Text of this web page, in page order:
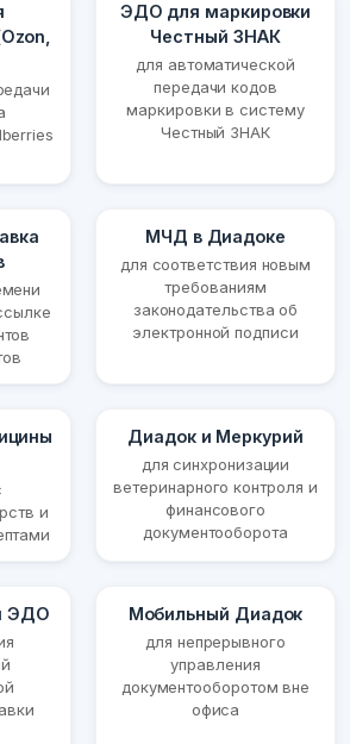
ЭДО для маркировки
Честный ЗНАК
для автоматической
передачи кодов
маркировки в систему
Честный ЗНАК
МЧД в Диадоке
для соответствия новым
требованиям
законодательства об
электронной подписи
и
Диадок и Меркурий
для синхронизации
ветеринарного контроля и
финансового
документооборота
ЭДО Мобильный Диадок
для непрерывного
управления
документооборотом вне
офиса